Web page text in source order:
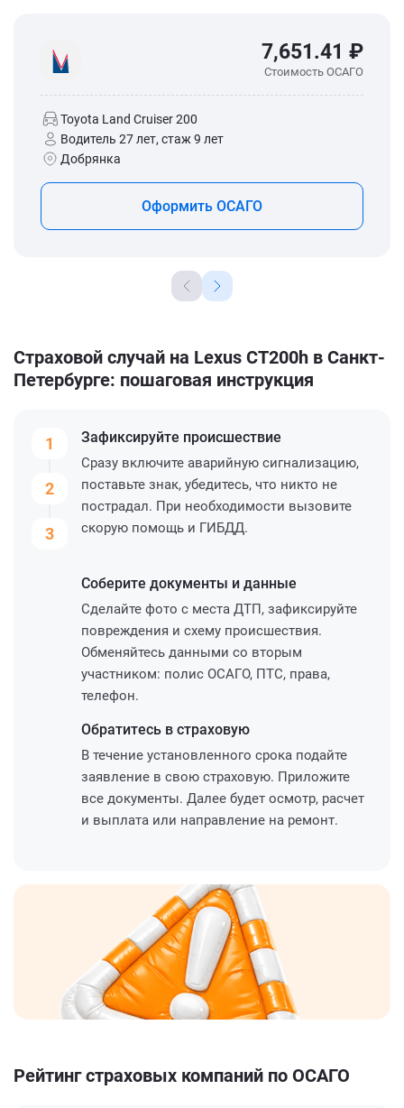
7,651.41 ₽
Стоимость ОСАГО
Toyota Land Cruiser 200
Водитель 27 лет, стаж 9 лет
Добрянка
Оформить ОСАГО
Страховой случай на Lexus CT200h в Санкт-
Петербурге: пошаговая инструкция
1
2
3
Зафиксируйте происшествие
Сразу включите аварийную сигнализацию,
поставьте знак, убедитесь, что никто не
пострадал. При необходимости вызовите
скорую помощь и ГИБДД.
Соберите документы и данные
Сделайте фото с места ДТП, зафиксируйте
повреждения и схему происшествия.
Обменяйтесь данными со вторым
участником: полис ОСАГО, ПТС, права,
телефон.
Обратитесь в страховую
В течение установленного срока подайте
заявление в свою страховую. Приложите
все документы. Далее будет осмотр, расчет
и выплата или направление на ремонт.
Рейтинг страховых компаний по ОСАГО